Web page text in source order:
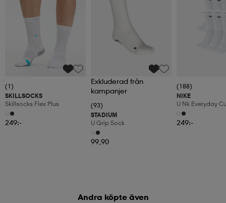
(1)
SKILLSOCKS
Skillsocks Flex Plus
249:-
Exkluderad från
kampanjer
(93)
STADIUM
U Grip Sock
99,90
(188)
NIKE
U Nk Everyday
6pr-Bd
249:-
Andra köpte även